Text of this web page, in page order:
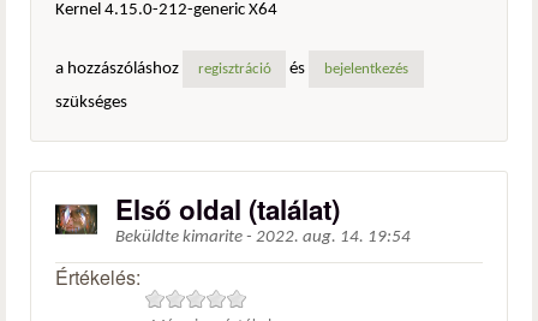
Kernel 4.15.0-212-generic X64
a hozzászóláshoz regisztráció és bejelentkezés
szükséges
Első oldal (találat)
Beküldte kimarite - 2022. aug. 14. 19:54
Értékelés: